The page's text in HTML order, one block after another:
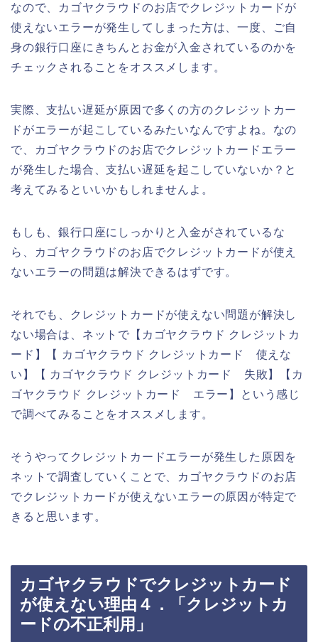
なので、カゴヤクラウドのお店でクレジットカードが
使えないエラーが発生してしまった方は、一度、ご自
身の銀行口座にきちんとお金が入金されているのかを
チェックされることをオススメします。
実際、支払い遅延が原因で多くの方のクレジットカー
ドがエラーが起こしているみたいなんですよね。なの
で、カゴヤクラウドのお店でクレジットカードエラー
が発生した場合、支払い遅延を起こしていないか？と
考えてみるといいかもしれませんよ。
もしも、銀行口座にしっかりと入金がされているな
ら、カゴヤクラウドのお店でクレジットカードが使え
ないエラーの問題は解決できるはずです。
それでも、クレジットカードが使えない問題が解決し
ない場合は、ネットで【カゴヤクラウド クレジットカ
ード】【 カゴヤクラウド クレジットカード 使えな
い】【 カゴヤクラウド クレジットカード 失敗】【カ
ゴヤクラウド クレジットカード エラー】という感じ
で調べてみることをオススメします。
そうやってクレジットカードエラーが発生した原因を
ネットで調査していくことで、カゴヤクラウドのお店
でクレジットカードが使えないエラーの原因が特定で
きると思います。
カゴヤクラウドでクレジットカード
が使えない理由４．「クレジットカ
ードの不正利用」